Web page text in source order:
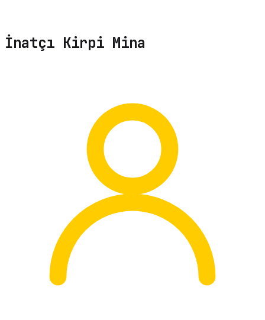
İnatçı Kirpi Mina